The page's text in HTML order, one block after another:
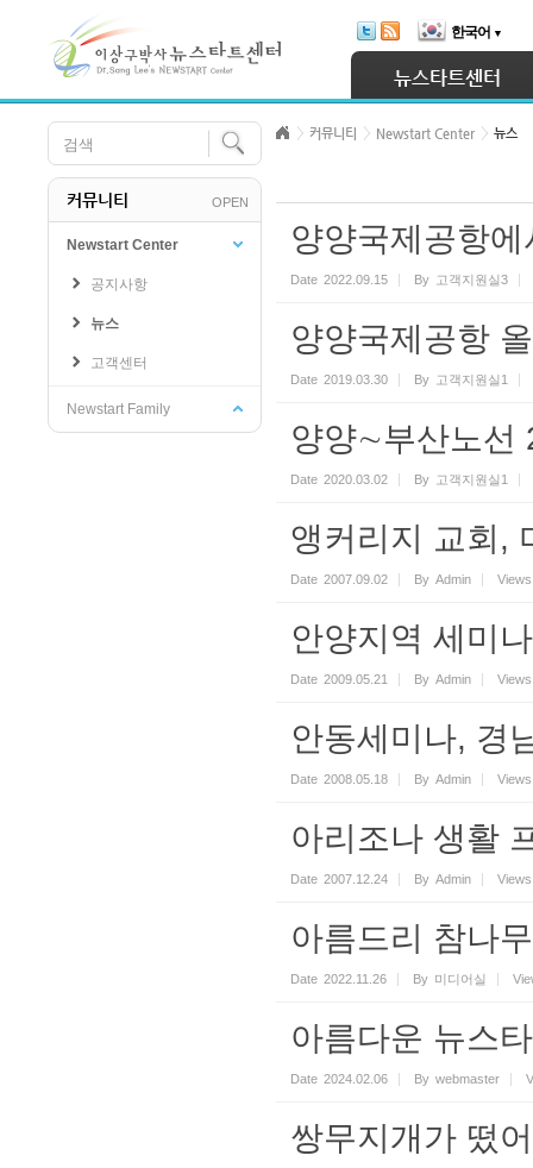
한국어 ▼
뉴스타트센터
커뮤니티 OPEN
Newstart Center
공지사항
뉴스
고객센터
Newstart Family
커뮤니티 Newstart Center 뉴스
양양국제공항
Date 2022.09.15 By 고객지원실3
양양국제공항
Date 2019.03.30 By 고객지원실1
양양∼부산노선
Date 2020.03.02 By 고객지원실1
앵커리지 교회,
Date 2007.09.02 By Admin Views
안양지역 세미
Date 2009.05.21 By Admin Views
안동세미나, 경
Date 2008.05.18 By Admin Views
아리조나 생활
Date 2007.12.24 By Admin Views
아름드리 참나
Date 2022.11.26 By 미디어실
아름다운 뉴스
Date 2024.02.06 By webmaster
쌍무지개가 떴
Sketchbook5, 스케치북5
Sketchbook5, 스케치북5